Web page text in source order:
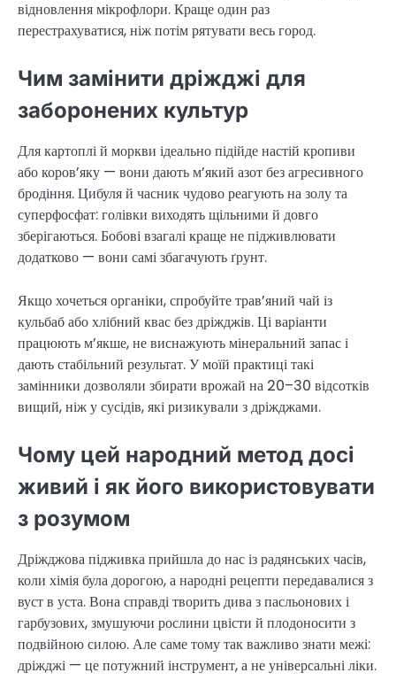
відновлення мікрофлори. Краще один раз
перестрахуватися, ніж потім рятувати весь город.
Чим замінити дріжджі для
заборонених культур
Для картоплі й моркви ідеально підійде настій кропиви
або коров’яку — вони дають м’який азот без агресивного
бродіння. Цибуля й часник чудово реагують на золу та
суперфосфат: голівки виходять щільними й довго
зберігаються. Бобові взагалі краще не підживлювати
додатково — вони самі збагачують ґрунт.
Якщо хочеться органіки, спробуйте трав’яний чай із
кульбаб або хлібний квас без дріжджів. Ці варіанти
працюють м’якше, не виснажують мінеральний запас і
дають стабільний результат. У моїй практиці такі
замінники дозволяли збирати врожай на 20–30 відсотків
вищий, ніж у сусідів, які ризикували з дріжджами.
Чому цей народний метод досі
живий і як його використовувати
з розумом
Дріжджова підживка прийшла до нас із радянських часів,
коли хімія була дорогою, а народні рецепти передавалися з
вуст в уста. Вона справді творить дива з пасльонових і
гарбузових, змушуючи рослини цвісти й плодоносити з
подвійною силою. Але саме тому так важливо знати межі:
дріжджі — це потужний інструмент, а не універсальні ліки.